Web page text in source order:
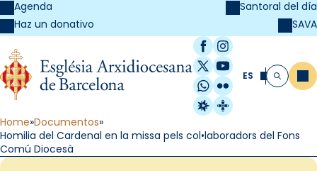
Agenda
Haz un donativo
Santoral del día
SAVA
Facebook
Instagram
X / Twitter
YouTube
WhatsApp
Flickr
Radio Estel
Catalunya
ES Buscar
Home Documentos
Homilia del Cardenal en la missa pels col•laboradors del Fons
Comú Diocesà